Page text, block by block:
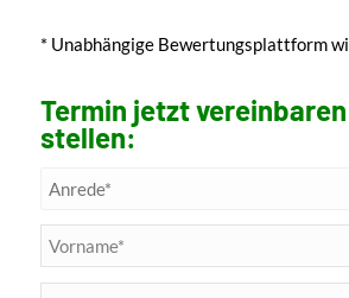
* Unabhängige Bewertungsplattform
Termin jetzt
stellen: